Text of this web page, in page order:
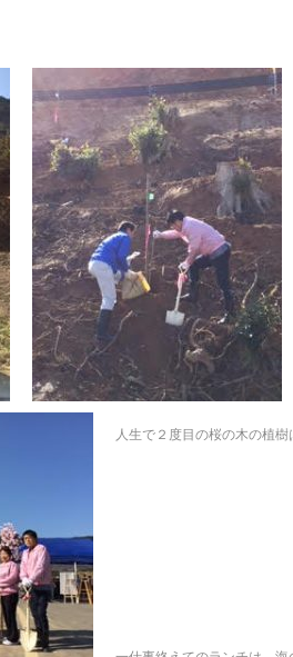
人生で２度目の桜の木の植